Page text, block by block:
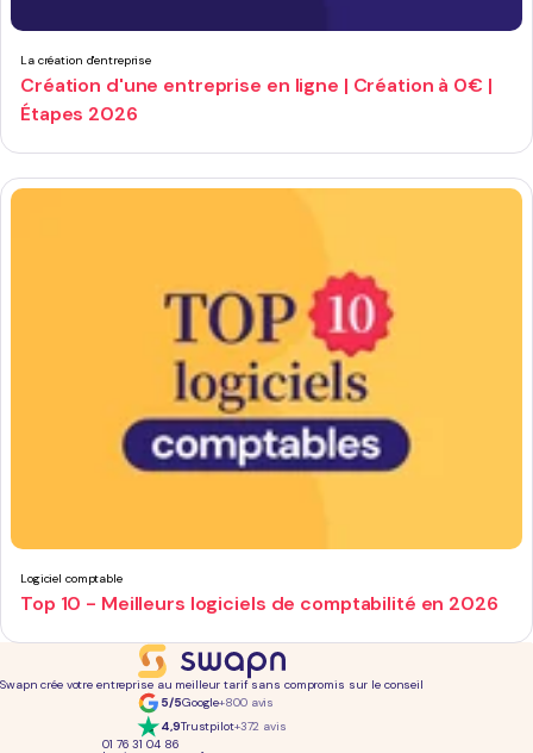
Continuer sans accepter
La création d'entreprise
Création d'une entreprise en ligne | Création à 0€ |
Étapes 2026
Logiciel comptable
Top 10 - Meilleurs logiciels de comptabilité en 2026
Swapn crée votre entreprise au meilleur tarif sans compromis sur le conseil
5/5Google+800 avis
4,9Trustpilot+372 avis
01 76 31 04 86